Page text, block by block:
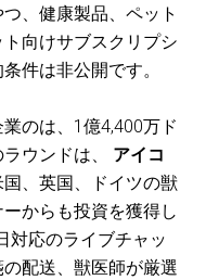
、健康製品、ペット
向けサブスクリプシ
件は非公開です。
のは、1億4,400万ド
ウンドは、 アイコ
、英国、ドイツの獣
からも投資を獲得し
対応のライブチャッ
配送、獣医師が厳選